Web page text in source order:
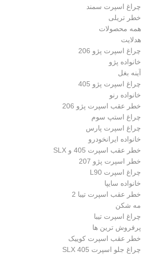
چراغ اسپرت سمند
خطر تریلی
همه محصولات
هدلایت
چراغ اسپرت پژو 206
خانواده پژو
آینه بغل
چراغ اسپرت پژو 405
خانواده رنو
خطر عقب اسپرت پژو 206
چراغ استپ سوم
چراغ اسپرت پارس
خانواده ایرانخودرو
خطر عقب اسپرت 405 و SLX
خطر اسپرت پژو 207
چراغ اسپرت L90
خانواده سایپا
خطر عقب اسپرت تیبا 2
مه شکن
چراغ اسپرت تیبا
پرفروش ترین ها
خطر عقب اسپرت کوییک
چراغ جلو اسپرت 405 SLX